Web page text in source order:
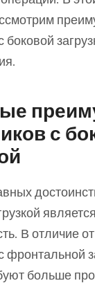
боковой
с
В отличие
фронтальной
больше